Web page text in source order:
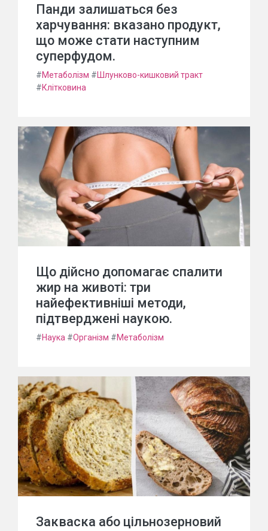
Панди залишаться без
харчування: вказано продукт,
що може стати наступним
суперфудом.
#Метаболізм #Шлунково-кишковий тракт
#Клітковина
Що дійсно допомагає спалити
жир на животі: три
найефективніші методи,
підтверджені наукою.
#Наука #Організм #Метаболізм
Закваска або цільнозерновий